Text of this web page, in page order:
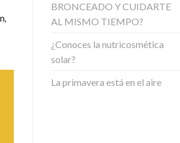
BRONCEADO Y CUIDARTE
AL MISMO TIEMPO?
¿Conoces la nutricosmética
solar?
La primavera está en el aire